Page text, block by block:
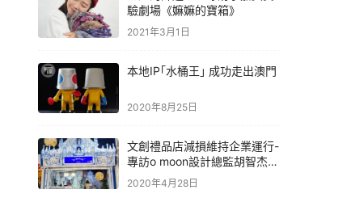
驗劇場《嫲嫲的寶箱》
2021年3月1日
本地IP｢水桶王｣ 成功走出澳門
2020年8月25日
文創禮品店減損維持企業運行-
專訪o moon設計總監胡智杰先
生
2020年4月28日